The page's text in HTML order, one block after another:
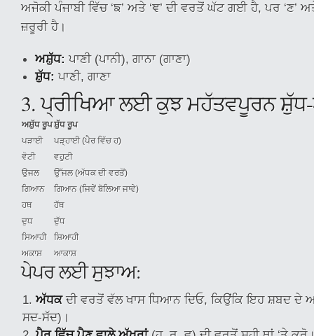
ਅਜੋਕੀ ਪੰਜਾਬੀ ਵਿੱਚ ‘ਙ’ ਅਤੇ ‘ਞ’ ਦੀ ਵਰਤੋਂ ਘੱਟ ਗਈ ਹੈ, ਪਰ ‘ਣ’
ਜ਼ਰੂਰੀ ਹੈ।
ਅਸ਼ੁੱਧ: ਪਾਣੀ (ਪਾਨੀ), ਗਾਨਾ (ਗਾਣਾ)
ਸ਼ੁੱਧ: ਪਾਣੀ, ਗਾਣਾ
3. ਪ੍ਰੀਖਿਆ ਲਈ ਕੁਝ ਮਹੱਤਵਪੂਰਨ
ਅਸ਼ੁੱਧ ਰੂਪਸ਼ੁੱਧ ਰੂਪ
ਪੜਾਈ
ਪੜ੍ਹਾਈ (ਪੈਰ ਵਿੱਚ ਹ)
ਵੋਟੀ
ਵਹੁਟੀ
ਉਜਲ
ਉੱਜਲ (ਅੱਧਕ ਦੀ ਵਰਤੋਂ)
ਗਿਆਨ
ਗਿਆਨ (ਜਿਵੇਂ ਬੋਲਿਆ ਜਾਵੇ)
ਹਥ
ਹੱਥ
ਦੁਧ
ਦੁੱਧ
ਸਿਆਹੀ
ਸ਼ਿਆਹੀ
ਅਕਾਸ਼
ਆਕਾਸ਼
ਪੇਪਰ ਲਈ ਸੁਝਾਅ:
ਅੱਧਕਦੀ ਵਰਤੋਂ ਵੱਲ ਖਾਸ ਧਿਆਨ ਦਿਓ, ਕਿਉਂਕਿ ਇਹ ਸ਼ਬਦ ਦੇ
ਸਦ-ਸੱਦ)।